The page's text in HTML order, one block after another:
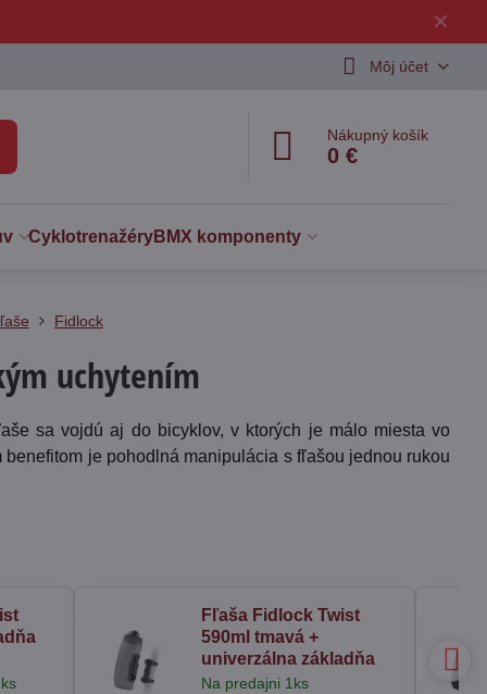
✕
Môj účet
Nákupný košík
0 €
CyklotrenažéryBMX komponenty
Fidlock
uchytením
sa vojdú aj do bicyklov, v ktorých je málo miesta vo
je pohodlná manipulácia s fľašou jednou rukou
Fľaša Fidlock Twist
590ml tmavá +
univerzálna základňa
Na predajni 1ks